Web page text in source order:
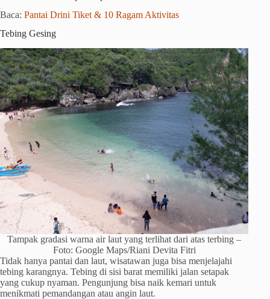
Baca: Pantai Drini Tiket & 10 Ragam Aktivitas
Tebing Gesing
Tampak gradasi warna air laut yang terlihat dari atas terbing –
Foto: Google Maps/Riani Devita Fitri
Tidak hanya pantai dan laut, wisatawan juga bisa menjelajahi
tebing karangnya. Tebing di sisi barat memiliki jalan setapak
yang cukup nyaman. Pengunjung bisa naik kemari untuk
menikmati pemandangan atau angin laut.